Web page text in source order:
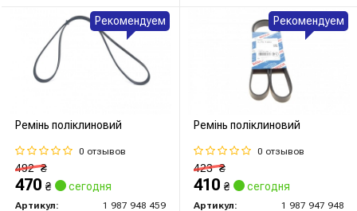
Ремінь поліклиновий
0 отзывов
492₴
470 ₴ сегодня
Артикул:
1 987 948 459
Рекомендуем
Ремінь поліклиновий
0 отзывов
423₴
410 ₴ сегодня
Артикул:
1 987 947 948
Рекомендуем